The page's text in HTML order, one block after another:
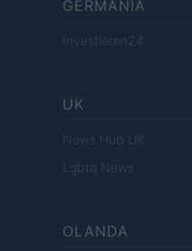
GERMANIA
Investieren24
UK
News Hub UK
Lgbtq News
OLANDA